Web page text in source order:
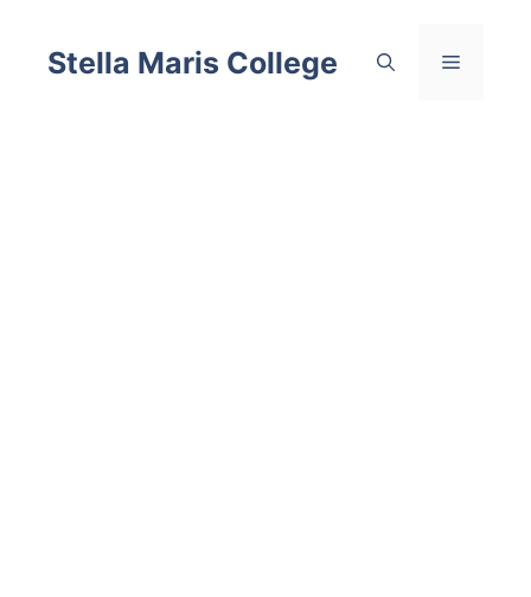
content
Stella Maris College Menu